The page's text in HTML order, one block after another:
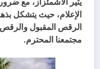
الإعلام، حيث يتشكل
الرقص المقبول والرقص
مجتمعنا المحترم.